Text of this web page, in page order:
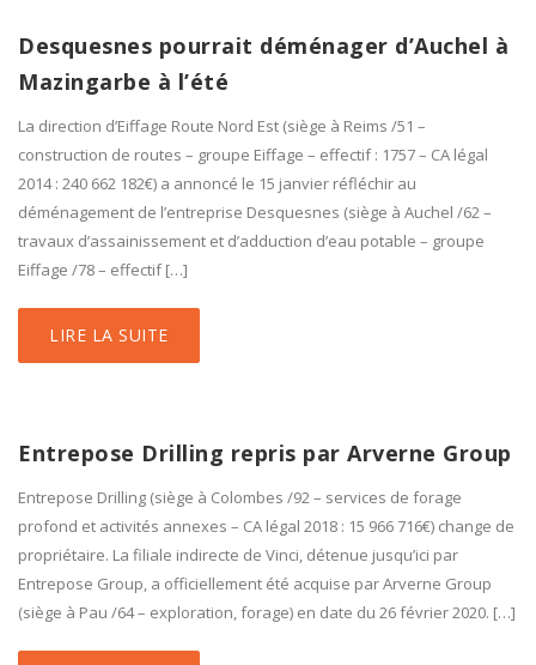
Desquesnes pourrait déménager d’Auchel à
Mazingarbe à l’été
La direction d’Eiffage Route Nord Est (siège à Reims /51 –
construction de routes – groupe Eiffage – effectif : 1757 – CA légal
2014 : 240 662 182€) a annoncé le 15 janvier réfléchir au
déménagement de l’entreprise Desquesnes (siège à Auchel /62 –
travaux d’assainissement et d’adduction d’eau potable – groupe
Eiffage /78 – effectif […]
LIRE LA SUITE
Entrepose Drilling repris par Arverne Group
Entrepose Drilling (siège à Colombes /92 – services de forage
profond et activités annexes – CA légal 2018 : 15 966 716€) change de
propriétaire. La filiale indirecte de Vinci, détenue jusqu’ici par
Entrepose Group, a officiellement été acquise par Arverne Group
(siège à Pau /64 – exploration, forage) en date du 26 février 2020. […]